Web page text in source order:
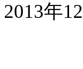
2013年12